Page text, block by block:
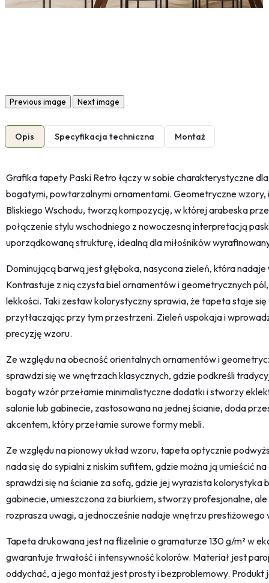
Previous image Next image
Opis Specyfikacja techniczna Montaż
Grafika tapety Paski Retro łączy w sobie charakterystyczne
bogatymi, powtarzalnymi ornamentami. Geometryczne
Bliskiego Wschodu, tworzą kompozycję, w której arabeska
połączenie stylu wschodniego z nowoczesną interpretacją
uporządkowaną strukturę, idealną dla miłośników
Dominującą barwą jest głęboka, nasycona zieleń, która
Kontrastuje z nią czysta biel ornamentów i geometrycznych
lekkości. Taki zestaw kolorystyczny sprawia, że tapeta staje
przytłaczając przy tym przestrzeni. Zieleń uspokaja i
precyzję wzoru.
Ze względu na obecność orientalnych ornamentów i
sprawdzi się we wnętrzach klasycznych, gdzie podkreśli
bogaty wzór przełamie minimalistyczne dodatki i stworzy
salonie lub gabinecie, zastosowana na jednej ścianie, doda
akcentem, który przełamie surowe formy mebli.
Ze względu na pionowy układ wzoru, tapeta optycznie
nada się do sypialni z niskim sufitem, gdzie można ją umieścić
sprawdzi się na ścianie za sofą, gdzie jej wyrazista kolorystyka
gabinecie, umieszczona za biurkiem, stworzy profesjonalne,
rozprasza uwagi, a jednocześnie nadaje wnętrzu prestiżowego
Tapeta drukowana jest na flizelinie o gramaturze 130 g/m² w
gwarantuje trwałość i intensywność kolorów. Materiał jest
oddychać, a jego montaż jest prosty i bezproblemowy. Produkt